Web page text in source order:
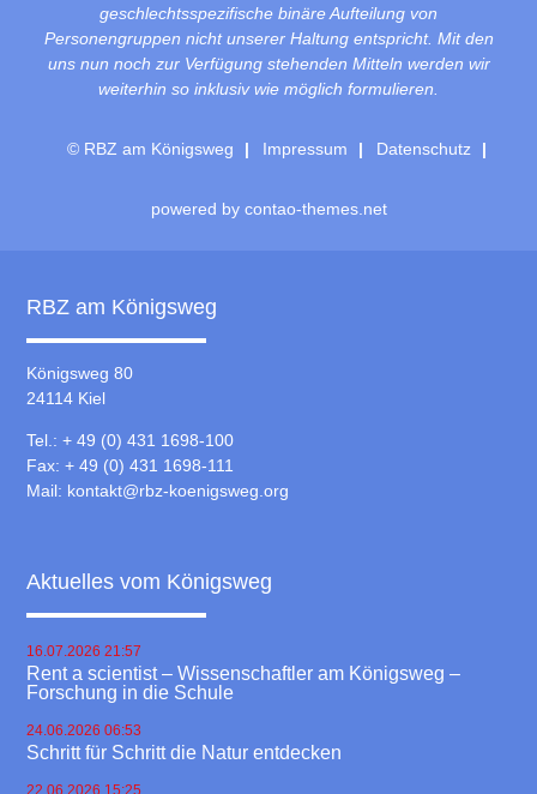
geschlechtsspezifische binäre Aufteilung von
Personengruppen nicht unserer Haltung entspricht. Mit den
uns nun noch zur Verfügung stehenden Mitteln werden wir
weiterhin so inklusiv wie möglich formulieren.
© RBZ am Königsweg Impressum Datenschutz
powered by contao-themes.net
RBZ am Königsweg
Königsweg 80
24114 Kiel
Tel.: + 49 (0) 431 1698-100
Fax: + 49 (0) 431 1698-111
Mail: kontakt@rbz-koenigsweg.org
Aktuelles vom Königsweg
16.07.2026 21:57
Rent a scientist – Wissenschaftler am Königsweg –
Forschung in die Schule
24.06.2026 06:53
Schritt für Schritt die Natur entdecken
22.06.2026 15:25